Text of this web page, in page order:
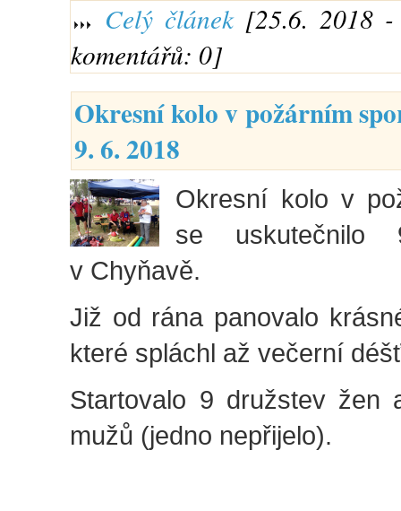
Celý článek[25.6. 2018 -
komentářů: 0]
Okresní kolo v požárním
9. 6. 2018
Okresní kolo v
se
v Chyňavě.
Již od rána panovalo
které spláchl až večerní
Startovalo 9 družstev žen
mužů (jedno nepřijelo).